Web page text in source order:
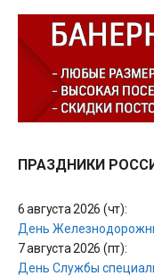
ПРАЗДНИКИ
6 августа 2026 (чт):
День
7 августа 2026 (пт):
День Службы